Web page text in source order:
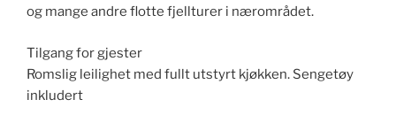
og mange andre flotte fjellturer i nærområdet.
Tilgang for gjester
Romslig leilighet med fullt utstyrt kjøkken. Sengetøy
inkludert